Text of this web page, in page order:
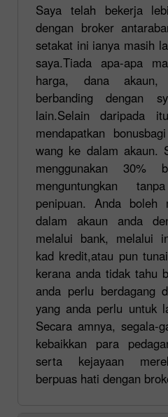
Saya telah bekerja
dengan broker
setakat ini ianya masih
saya.Tiada apa-apa
harga, dana akaun,
berbanding dengan
lain.Selain daripada
mendapatkan
wang ke dalam akaun.
menggunakan 30%
menguntungkan
penipuan. Anda boleh
dalam akaun anda
melalui bank, melalui
kad kredit,atau pun
kerana anda tidak tahu
anda perlu berdagang
yang anda perlu untuk
Secara amnya, segala-
kebaikkan para
serta kejayaan
berpuas hati dengan